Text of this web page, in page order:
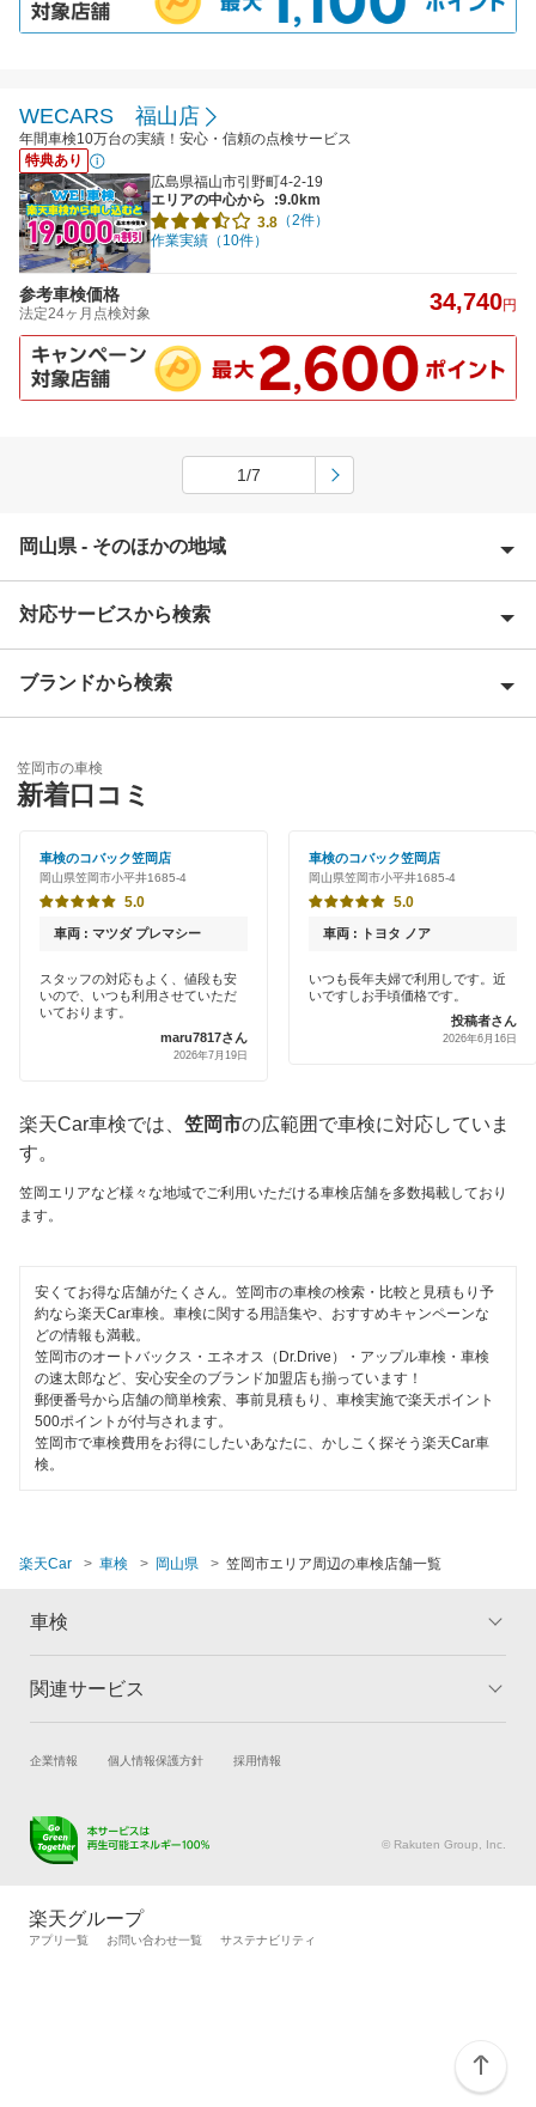
WECARS 福山店
年間車検10万台の実績！安心・信頼の点検サービス
特典あり
広島県福山市引野町4-2-19
エリアの中心から
:9.0km
3.8 （2件）
作業実績（10件）
参考車検価格
法定24ヶ月点検対象 34,740円
1/7
岡山県 - そのほかの地域
英田郡
浅口郡
浅口市
井原市
小田郡
加賀郡
久米郡
総社市
高梁市
都窪郡
津山市
苫田郡
新見市
和気郡
閉じる
対応サービスから検索
Award 受賞店
特典あり
新車初回割りあり
早割りあり
クレジットカードOK
引取り・納車あり
ハイブリッド車OK
120分以内の車検
1日車検
夜間受付
整備保証
コンピューター診断
ブランドから検索
「車検の速太郎」
オートバックス
出光リテール車検
マッハ車検
出光興産「らくらく安心車検」
安心WE！車検
笠岡市の車検
新着口コミ
車検のコバック笠岡店
岡山県笠岡市小平井1685-4
5.0
車両 : マツダ プレマシー
スタッフの対応もよく、値段も安
いので、いつも利用させていただ
いております。
maru7817さん
2026年7月19日
車検のコバック笠岡店
岡山県笠岡市小平井1685-4
5.0
車両 : トヨタ ノア
いつも長年夫婦で利用しです。近
いですしお手頃価格です。
投稿者さん
2026年6月16日
楽天Car車検では、 笠岡市の広範囲で車検に対応していま
す。
笠岡エリアなど様々な地域でご利用いただける車検店舗を多数掲載しており
ます。
安くてお得な店舗がたくさん。笠岡市の車検の検索・比較と見積もり予
約なら楽天Car車検。車検に関する用語集や、おすすめキャンペーンな
どの情報も満載。
笠岡市のオートバックス・エネオス（Dr.Drive）・アップル車検・車検
の速太郎など、安心安全のブランド加盟店も揃っています！
郵便番号から店舗の簡単検索、事前見積もり、車検実施で楽天ポイント
500ポイントが付与されます。
笠岡市で車検費用をお得にしたいあなたに、かしこく探そう楽天Car車
検。
楽天Car 車検 岡山県 笠岡市エリア周辺の車検店舗一覧
車検
トップ
車検の基礎知識 キャンペーン一覧
関連サービス
試乗・商談 新車購入
キズ修理予約
メンテナンス管理
タイヤ交換サービス
自動車カタログ 自動車保険
企業情報 個人情報保護方針 採用情報
© Rakuten Group, Inc.
楽天グループ
アプリ一覧 お問い合わせ一覧 サステナビリティ